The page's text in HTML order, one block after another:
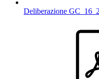
Deliberazione